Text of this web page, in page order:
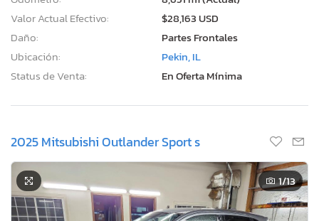
Valor Actual Efectivo:
$28,163 USD
Daño:
Partes Frontales
Ubicación:
Pekin, IL
Status de Venta:
En Oferta Mínima
2025 Mitsubishi Outlander Sport s
1/13